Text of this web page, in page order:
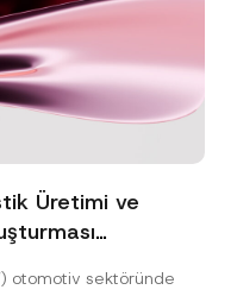
Üretimi ve
otomotiv sektöründe